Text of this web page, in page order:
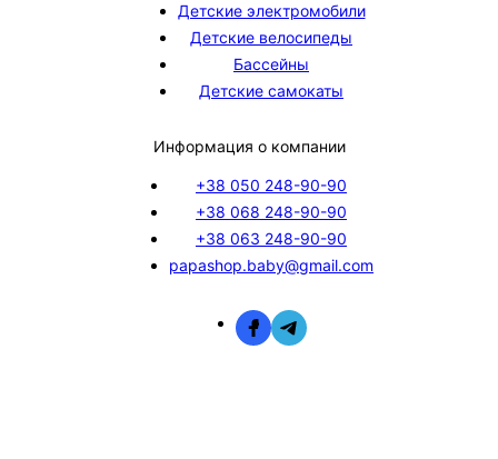
Детские электромобили
Детские велосипеды
Бассейны
Детские самокаты
Информация о компании
+38 050 248-90-90
+38 068 248-90-90
+38 063 248-90-90
papashop.baby@gmail.com